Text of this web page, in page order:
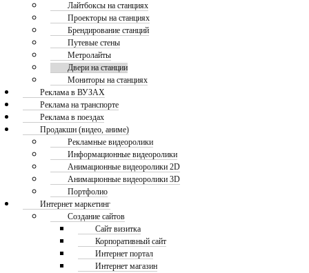
Лайтбоксы на станциях
Проекторы на станциях
Брендирование станций
Путевые стены
Метролайты
Двери на станции
Мониторы на станциях
Реклама в ВУЗАХ
Реклама на транспорте
Реклама в поездах
Продакшн (видео, аниме)
Рекламные видеоролики
Информационные видеоролики
Анимационные видеоролики 2D
Анимационные видеоролики 3D
Портфолио
Интернет маркетинг
Создание сайтов
Сайт визитка
Корпоративный сайт
Интернет портал
Интернет магазин